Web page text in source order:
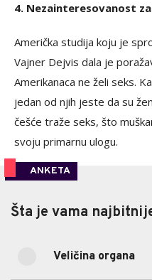
4. Nezainteresovanost
Američka studija koju je
Vajner Dejvis dala je
Amerikanaca ne želi seks.
jedan od njih jeste da su
češće traže seks, što
svoju primarnu ulogu.
ANKETA
Šta je vama
Veličina organa